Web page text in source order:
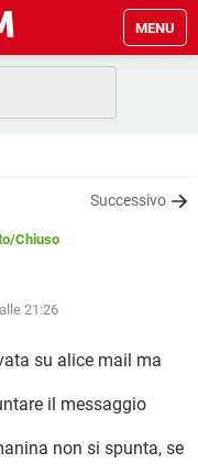
MENU
10
10
Successivo
/Chiuso
21:26
su alice mail ma
il messaggio
non si spunta, se